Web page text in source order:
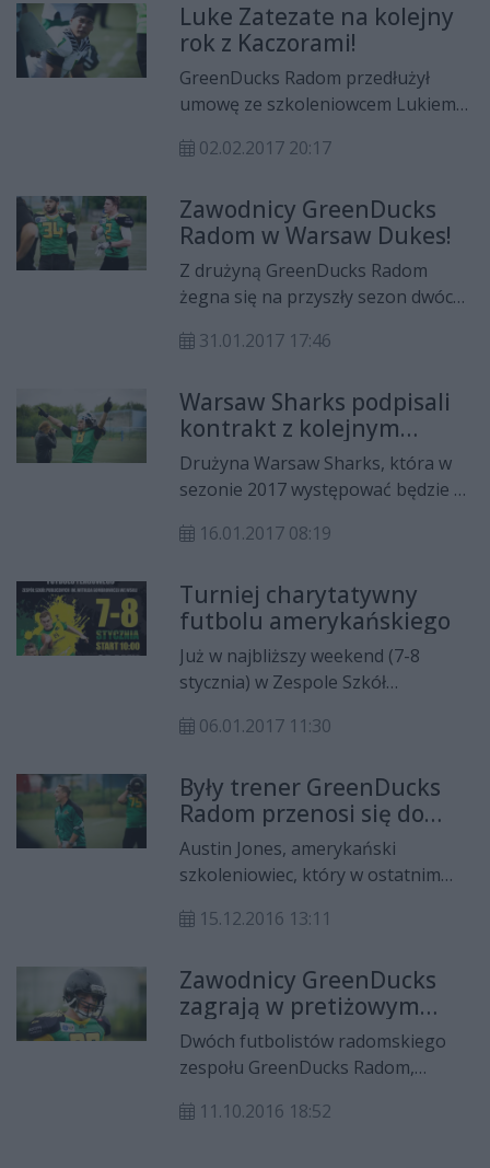
w nowym sezonie spróbuje swoich
sił w najwyższej klasie
rozgrywkowej Polskiej Ligi Futbolu
Amerykańskiego! Nowym zespołem
popularnego "Krupka" będzie
Warsaw Eagles!Najświeższe
i regionu znajdziesz na profilu
Sport.Cozadzien.pl na Facebooku
Luke Zatezate na kolejny
rok z Kaczorami!
GreenDucks Radom przedłużył
umowę ze szkoleniowcem Lukiem
klub Zielonych Kaczorów
z filipińskim szkoleniowcem. - Luke
przedłuża kontrakt na sezon 2017 i
pozostaje na stanowisku trenera
głównego naszego zespołu.
02.02.2017 20:17
Zawodnicy GreenDucks
Radom w Warsaw Dukes!
Z drużyną GreenDucks Radom
żegna się na przyszły sezon dwóch
Wychowankowie Kaczorów, Damian
Kurasiewicz (po lewej na zdjęciu),
przenoszą się do zespołu Warsaw
Dukes, wicemistrza PLFA II z
sezonu 2015 oraz półfinalisty
zeszłorocznych rozgrywek PLFA I.
31.01.2017 17:46
Warsaw Sharks podpisali
kontrakt z kolejnym
Kaczorem
Drużyna Warsaw Sharks, która w
sezonie 2017 występować będzie w
zakontraktowała kolejnego
transferze Mateusza Ponety i
Patryka Karolaka, kolejnym
wzmocnieniem ofensywy Sharks
będzie runningback, Rafał Frąk!
16.01.2017 08:19
Turniej charytatywny
futbolu amerykańskiego
Już w najbliższy weekend (7-8
stycznia) w Zespole Szkół
Gombrowicza we Wsoli rozegrany
Futbolu Flagowego. Podczas
weekendowych rozgrywek nie
zabraknie zbiórki pieniążków dla
chorego Nikosia.
06.01.2017 11:30
Były trener GreenDucks
Radom przenosi się do
Warsaw Sharks!
Austin Jones, amerykański
szkoleniowiec, który w ostatnim
defensywną Zielonych Kaczorów, w
współpracował z zespołem
warszawskich Rekinów! Dla
amerykańskiego trenera, będzie to
już drugi team, jaki poprowadzi w
Polskiej Lidze Futbolu
Amerykańskiego.
15.12.2016 13:11
Zawodnicy GreenDucks
zagrają w pretiżowym
turnieju
Dwóch futbolistów radomskiego
zespołu GreenDucks Radom,
turnieju. Rozgrywający, a zarazem
11.10.2016 18:52